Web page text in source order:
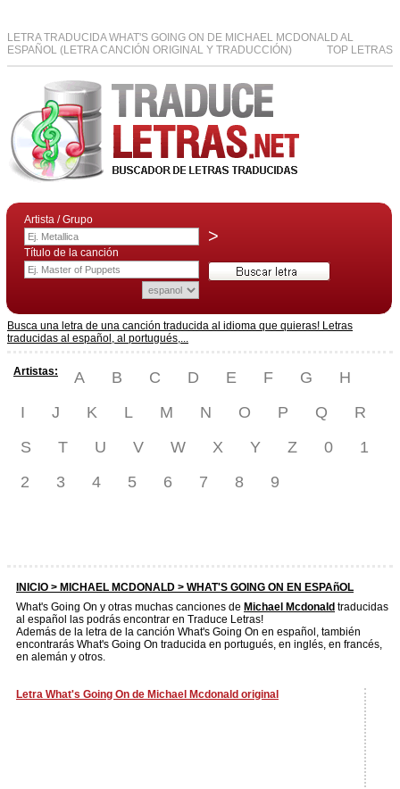
LETRA TRADUCIDA WHAT'S GOING ON DE MICHAEL MCDONALD AL
ESPAÑOL (LETRA CANCIÓN ORIGINAL Y TRADUCCIÓN)
TOP LETRAS
Artista / Grupo
>
Título de la canción
Busca una letra de una canción traducida al idioma que quieras! Letras
traducidas al español, al portugués,...
Artistas: A B C D E F G
H
I
J K L M N O P Q
R
S
T U V W X Y Z 0
1
2
3 4 5 6 7 8 9
INICIO > MICHAEL MCDONALD > WHAT'S GOING ON EN ESPAñOL
What's Going On y otras muchas canciones de Michael Mcdonald traducidas
al español las podrás encontrar en Traduce Letras!
Además de la letra de la canción What's Going On en español, también
encontrarás What's Going On traducida en portugués, en inglés, en francés,
en alemán y otros.
Letra What's Going On de Michael Mcdonald original